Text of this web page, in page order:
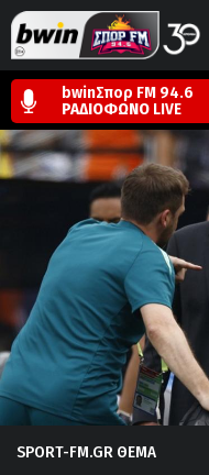
bwinΣπορ FM 94.6
ΡΑΔΙΟΦΩΝΟ LIVE
SPORT-FM.GR ΘΕΜΑ